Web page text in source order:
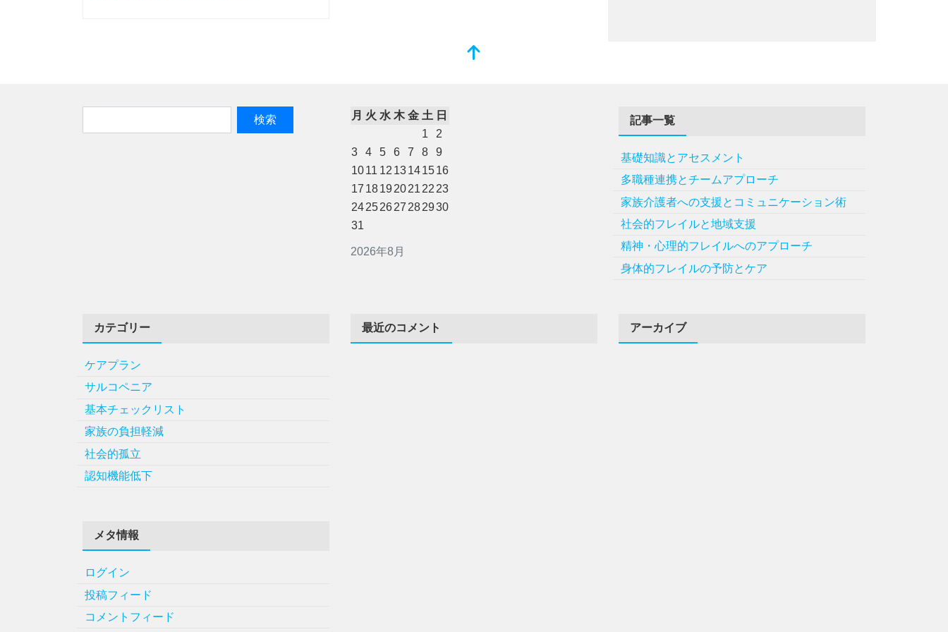
2026年8月
月 火 水 木 金 土 日
1
2
3
4 5 6 7 8
9
1011 12 13141516
17 18192021 22 23
24252627 282930
31
記事一覧
基礎知識とアセスメント
多職種連携とチームアプローチ
家族介護者への支援とコミュニケーション術
社会的フレイルと地域支援
精神・心理的フレイルへのアプローチ
身体的フレイルの予防とケア
カテゴリー
ケアプラン
サルコペニア
基本チェックリスト
家族の負担軽減
社会的孤立
認知機能低下
最近のコメント アーカイブ
メタ情報
ログイン
投稿フィード
コメントフィード